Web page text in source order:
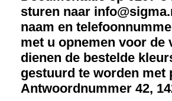
sturen naar
naam en
met u opnemen voor de
dienen de bestelde
gestuurd te worden met
Antwoordnummer 42,